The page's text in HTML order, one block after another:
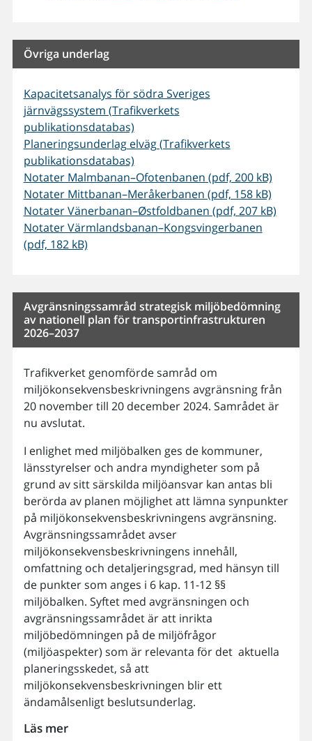
Övriga underlag
Kapacitetsanalys för södra Sveriges
järnvägssystem (Trafikverkets
publikationsdatabas)
Planeringsunderlag elväg (Trafikverkets
publikationsdatabas)
Notater Malmbanan–Ofotenbanen (pdf, 200 kB)
Notater Mittbanan–Meråkerbanen (pdf, 158 kB)
Notater Vänerbanan–Østfoldbanen (pdf, 207 kB)
Notater Värmlandsbanan–Kongsvingerbanen
(pdf, 182 kB)
Avgränsningssamråd strategisk miljöbedömning
av nationell plan för transportinfrastrukturen
2026–2037
Trafikverket genomförde samråd om
miljökonsekvensbeskrivningens avgränsning från
20 november till 20 december 2024. Samrådet är
nu avslutat.
I enlighet med miljöbalken ges de kommuner,
länsstyrelser och andra myndigheter som på
grund av sitt särskilda miljöansvar kan antas bli
berörda av planen möjlighet att lämna synpunkter
på miljökonsekvensbeskrivningens avgränsning.
Avgränsningssamrådet avser
miljökonsekvensbeskrivningens innehåll,
omfattning och detaljeringsgrad, med hänsyn till
de punkter som anges i 6 kap. 11-12 §§
miljöbalken. Syftet med avgränsningen och
avgränsningssamrådet är att inrikta
miljöbedömningen på de miljöfrågor
(miljöaspekter) som är relevanta för det aktuella
planeringsskedet, så att
miljökonsekvensbeskrivningen blir ett
ändamålsenligt beslutsunderlag.
Läs mer